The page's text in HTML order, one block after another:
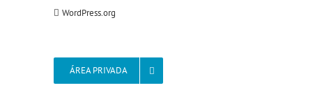
WordPress.org
ÁREA PRIVADA